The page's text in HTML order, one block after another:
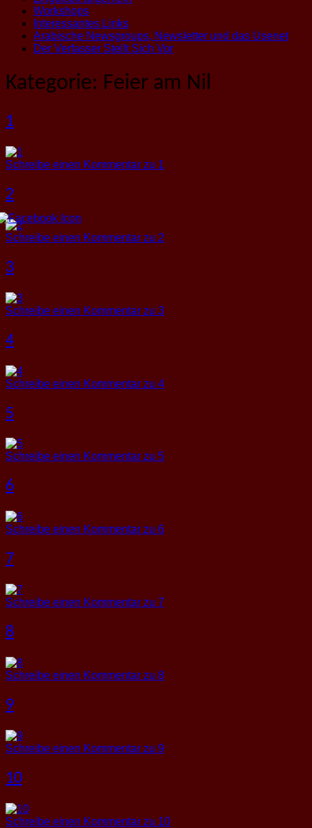
Workshops
Interessantes Links
Arabische Newsgroups, Newsletter und das Usenet
Der Verfasser Stellt Sich Vor
Kategorie: Feier am Nil
1
Schreibe einen Kommentar zu 1
2
Schreibe einen Kommentar zu 2
3
Schreibe einen Kommentar zu 3
4
Schreibe einen Kommentar zu 4
5
Schreibe einen Kommentar zu 5
6
Schreibe einen Kommentar zu 6
7
Schreibe einen Kommentar zu 7
8
Schreibe einen Kommentar zu 8
9
Schreibe einen Kommentar zu 9
10
Schreibe einen Kommentar zu 10